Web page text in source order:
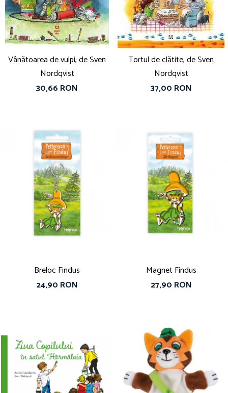
Vânătoarea de vulpi, de Sven
Nordqvist
30,66 RON
Tortul de clătite, de Sven
Nordqvist
37,00 RON
Breloc Findus
24,90 RON
Magnet Findus
27,90 RON